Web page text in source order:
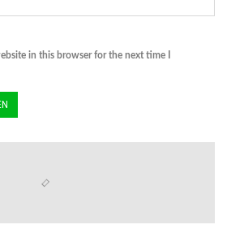
in this browser for the next time I